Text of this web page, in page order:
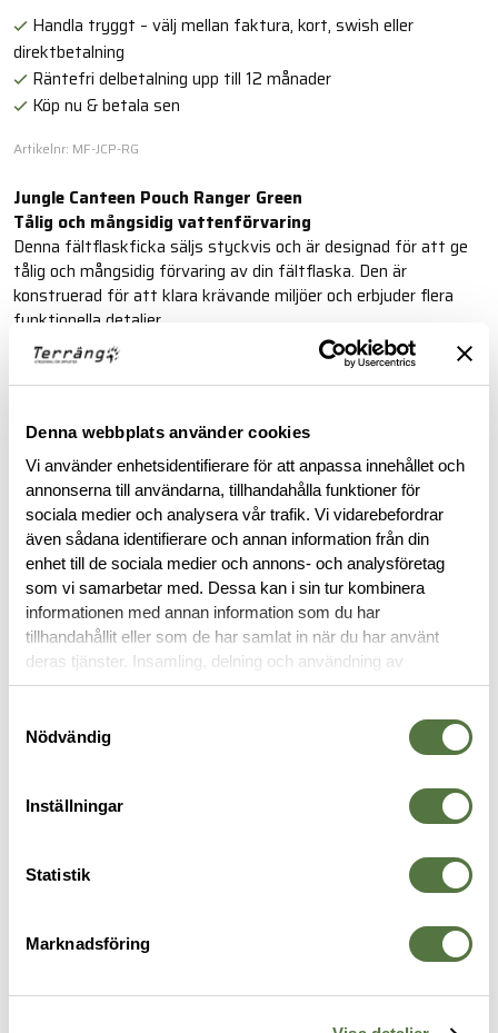
Denna webbplats använder cookies
Vi använder enhetsidentifierare för att anpassa innehållet och
annonserna till användarna, tillhandahålla funktioner för
sociala medier och analysera vår trafik. Vi vidarebefordrar
även sådana identifierare och annan information från din
enhet till de sociala medier och annons- och analysföretag
som vi samarbetar med. Dessa kan i sin tur kombinera
informationen med annan information som du har
tillhandahållit eller som de har samlat in när du har använt
deras tjänster. Insamling, delning och användning av
personuppgifter kan användas för personalisering av
Nödvändig
Inställningar
Statistik
Marknadsföring
Handla tryggt – välj mellan faktura, kort, swish eller
direktbetalning
Räntefri delbetalning upp till 12 månader
Köp nu & betala sen
Artikelnr: MF-JCP-RG
Jungle Canteen Pouch Ranger Green
Tålig och mångsidig vattenförvaring
Denna fältflaskficka säljs styckvis och är designad för att ge
tålig och mångsidig förvaring av din fältflaska. Den är
konstruerad för att klara krävande miljöer och erbjuder flera
funktionella detaljer.
Läs mer
BESKRIVNING
RECENSIONER
OM VARUMÄRKET
FICKOR & HÅLLARE